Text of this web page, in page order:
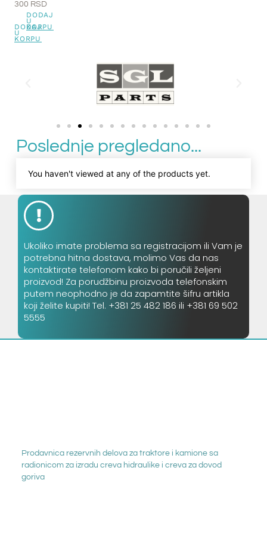
300 RSD
DODAJ
U
KORPU
DODAJ
U
KORPU
Poslednje pregledano...
You haven't viewed at any of the products yet.
Ukoliko imate problema sa registracijom ili Vam je
potrebna hitna dostava, molimo Vas da nas
kontaktirate telefonom kako bi poručili željeni
proizvod! Za porudžbinu proizvoda telefonskim
putem neophodno je da zapamtite šifru artikla
koji želite kupiti! Tel. +381 25 482 186 ili +381 69 502
5555
Prodavnica rezervnih delova za traktore i kamione sa
radionicom za izradu creva hidraulike i creva za dovod
goriva